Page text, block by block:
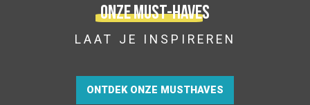
Onze must-haves
LAAT JE INSPIREREN
ONTDEK ONZE MUSTHAVES